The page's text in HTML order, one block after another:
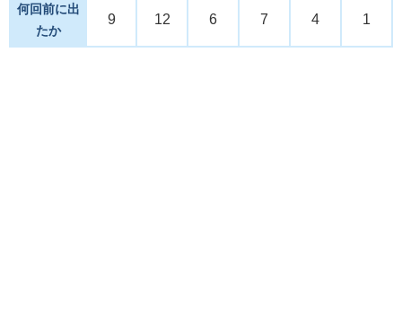
何回前に出
たか
9 12 6 7 4 1